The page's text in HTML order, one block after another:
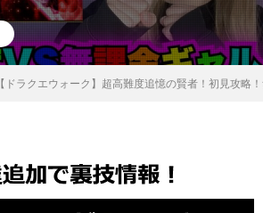
【ドラクエウォーク】超高難度追憶の賢者！初見攻略